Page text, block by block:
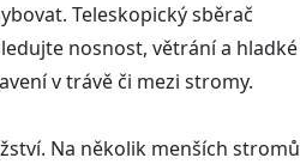
Teleskopický sběrač
nosnost, větrání a hladké
v trávě či mezi stromy.
Na několik menších stromů